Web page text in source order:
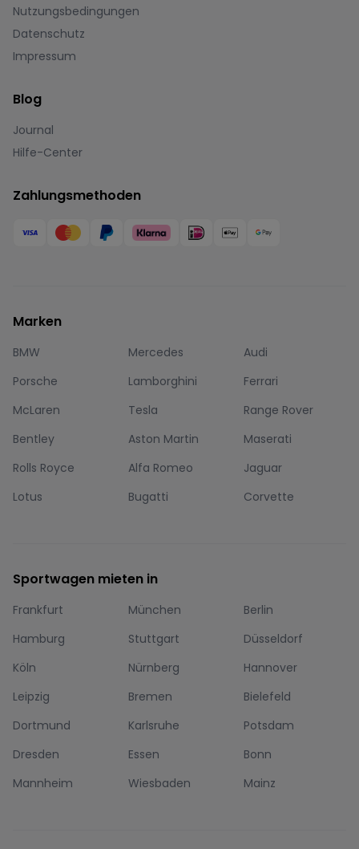
Nutzungsbedingungen
Datenschutz
Impressum
Blog
Journal
Hilfe-Center
Zahlungsmethoden
Marken
BMW Mercedes
Audi
Porsche
Lamborghini
Ferrari
McLaren
Tesla
Range Rover
Bentley
Aston Martin
Maserati
Rolls Royce
Alfa Romeo
Jaguar
Lotus
Bugatti Corvette
Sportwagen mieten in
Frankfurt München
Berlin
Hamburg
Stuttgart
Düsseldorf
Köln
Nürnberg
Hannover
Leipzig
Bremen
Bielefeld
Dortmund
Karlsruhe
Potsdam
Dresden
Essen
Bonn
Mannheim
Wiesbaden Mainz